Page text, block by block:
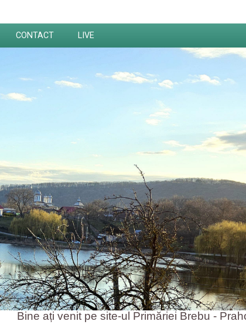
CONTACT LIVE
ați venit pe site-ul Primăriei Brebu - Prahova!